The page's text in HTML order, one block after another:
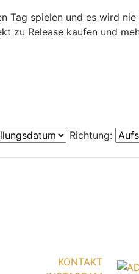
Tag spielen und es wird
zu Release kaufen und
Richtung:
KONTAKT